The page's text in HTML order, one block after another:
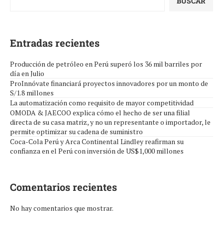
Entradas recientes
Producción de petróleo en Perú superó los 36 mil barriles por
día en Julio
ProInnóvate financiará proyectos innovadores por un monto de
S/1.8 millones
La automatización como requisito de mayor competitividad
OMODA & JAECOO explica cómo el hecho de ser una filial
directa de su casa matriz, y no un representante o importador, le
permite optimizar su cadena de suministro
Coca-Cola Perú y Arca Continental Lindley reafirman su
confianza en el Perú con inversión de US$1,000 millones
Comentarios recientes
No hay comentarios que mostrar.